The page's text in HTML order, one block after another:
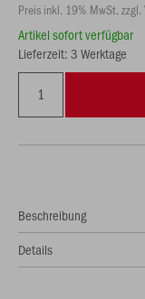
Preis inkl. 19% MwSt. zzgl.
Artikel sofort verfügbar
Lieferzeit: 3 Werktage
Beschreibung
Details